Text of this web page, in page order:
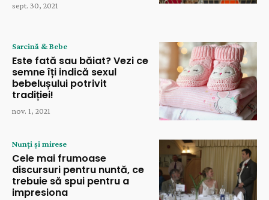
sept. 30, 2021
Sarcină & Bebe
Este fată sau băiat? Vezi ce
semne îți indică sexul
bebelușului potrivit
tradiției!
nov. 1, 2021
Nunți și mirese
Cele mai frumoase
discursuri pentru nuntă, ce
trebuie să spui pentru a
impresiona